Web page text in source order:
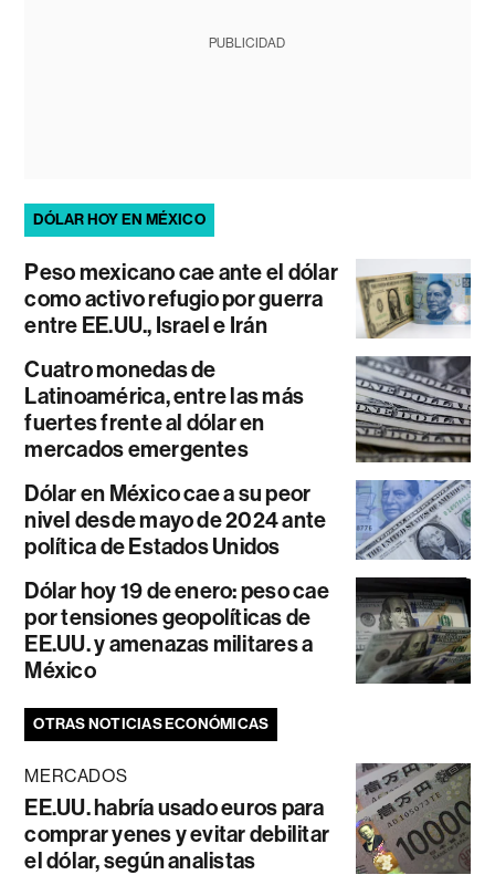
PUBLICIDAD
DÓLAR HOY EN MÉXICO
Peso mexicano cae ante el dólar
como activo refugio por guerra
entre EE.UU., Israel e Irán
Cuatro monedas de
Latinoamérica, entre las más
fuertes frente al dólar en
mercados emergentes
Dólar en México cae a su peor
nivel desde mayo de 2024 ante
política de Estados Unidos
Dólar hoy 19 de enero: peso cae
por tensiones geopolíticas de
EE.UU. y amenazas militares a
México
OTRAS NOTICIAS ECONÓMICAS
MERCADOS
EE.UU. habría usado euros para
comprar yenes y evitar debilitar
el dólar, según analistas